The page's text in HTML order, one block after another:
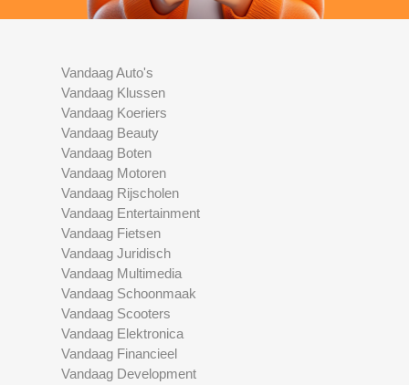
Vandaag Auto's
Vandaag Klussen
Vandaag Koeriers
Vandaag Beauty
Vandaag Boten
Vandaag Motoren
Vandaag Rijscholen
Vandaag Entertainment
Vandaag Fietsen
Vandaag Juridisch
Vandaag Multimedia
Vandaag Schoonmaak
Vandaag Scooters
Vandaag Elektronica
Vandaag Financieel
Vandaag Development